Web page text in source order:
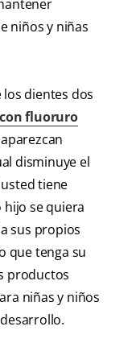
niños y niñas
dientes dos
fluoruro
disminuye el
tiene
se quiera
sus propios
que tenga su
productos
niñas y niños